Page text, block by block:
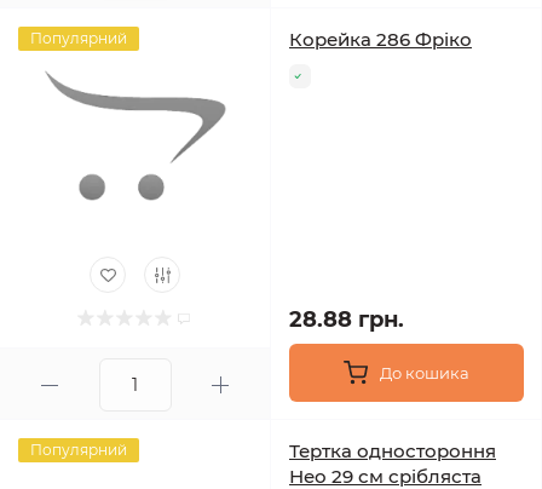
Популярний Корейка 286 Фріко
28.88 грн.
До кошика
Популярний
Тертка одностороння
Нео 29 см срібляста